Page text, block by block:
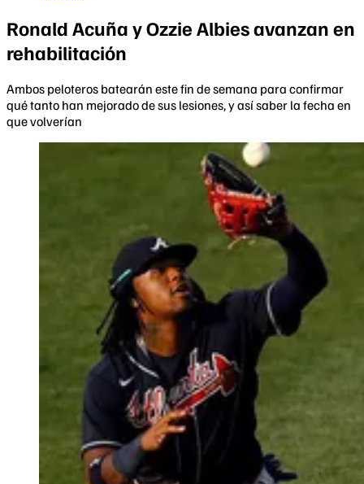
Ronald Acuña y Ozzie Albies avanzan en
rehabilitación
Ambos peloteros batearán este fin de semana para confirmar
qué tanto han mejorado de sus lesiones, y así saber la fecha en
que volverían